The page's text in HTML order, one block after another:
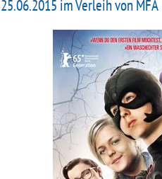
im Verleih von MFA